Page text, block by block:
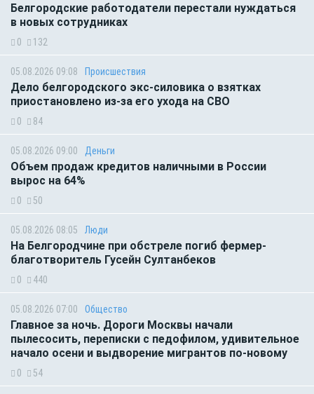
Белгородские работодатели перестали нуждаться
в новых сотрудниках
0 132
05.08.2026 09:08 Происшествия
Дело белгородского экс-силовика о взятках
приостановлено из-за его ухода на СВО
0 84
05.08.2026 09:00 Деньги
Объем продаж кредитов наличными в России
вырос на 64%
0 50
05.08.2026 08:05 Люди
На Белгородчине при обстреле погиб фермер-
благотворитель Гусейн Султанбеков
0 440
05.08.2026 07:00 Общество
Главное за ночь. Дороги Москвы начали
пылесосить, переписки с педофилом, удивительное
начало осени и выдворение мигрантов по-новому
0 54